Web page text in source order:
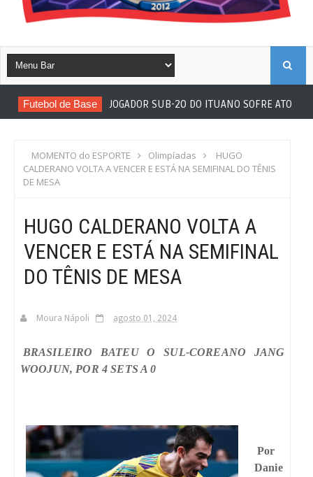
Futebol de Base JOGADOR SUB-20 DO ITUANO SOFRE ATO
MOMENTO do ESPORTE Olimpíadas
HUGO
CALDERANO VOLTA A VENCER E ESTÁ NA SEMIFINAL DO TÊNIS
DE MESA
HUGO CALDERANO VOLTA A
VENCER E ESTÁ NA SEMIFINAL
DO TÊNIS DE MESA
Moura Nápoli agosto 01, 2024
BRASILEIRO BATEU O SUL-COREANO JANG
WOOJUN, POR 4 SETS A 0
Por
Danie